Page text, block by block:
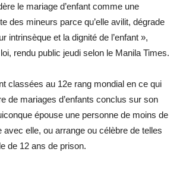
le mariage d’enfant comme une
des mineurs parce qu’elle avilit, dégrade
intrinsèque et la dignité de l’enfant »,
rendu public jeudi selon le Manila Times.
classées au 12e rang mondial en ce qui
de mariages d’enfants conclus sur son
épouse une personne de moins de
avec elle, ou arrange ou célèbre de telles
de 12 ans de prison.